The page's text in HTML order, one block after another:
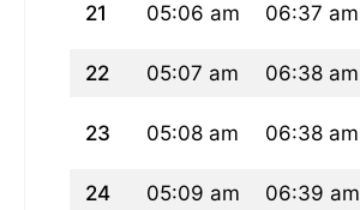
21 05:06 am 06:37 am
22 05:07 am 06:38 am
23 05:08 am 06:38 am
24 05:09 am 06:39 am